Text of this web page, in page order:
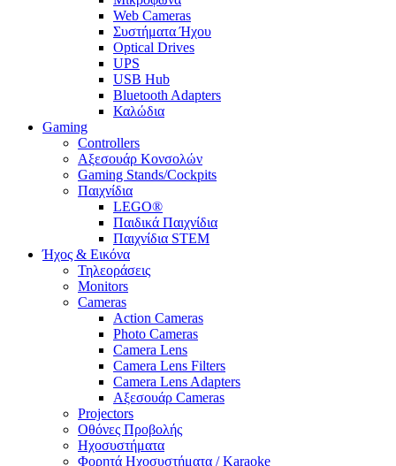
Web Cameras
Συστήματα Ήχου
Optical Drives
UPS
USB Hub
Bluetooth Adapters
Καλώδια
Gaming
Controllers
Αξεσουάρ Κονσολών
Gaming Stands/Cockpits
Παιχνίδια
LEGO®
Παιδικά Παιχνίδια
Παιχνίδια STEM
Ήχος & Εικόνα
Τηλεοράσεις
Monitors
Cameras
Action Cameras
Photo Cameras
Camera Lens
Camera Lens Filters
Camera Lens Adapters
Αξεσουάρ Cameras
Projectors
Οθόνες Προβολής
Ηχοσυστήματα
Φορητά Ηχοσυστήματα / Karaoke